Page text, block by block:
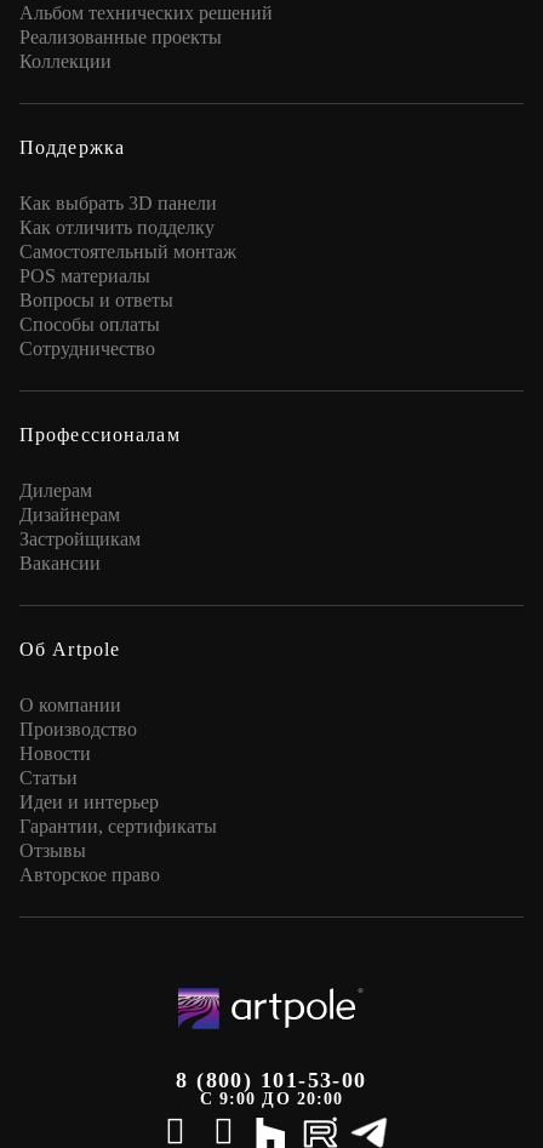
Альбом технических решений
Реализованные проекты
Коллекции
Поддержка
Как выбрать 3D панели
Как отличить подделку
Самостоятельный монтаж
POS материалы
Вопросы и ответы
Способы оплаты
Сотрудничество
Профессионалам
Дилерам
Дизайнерам
Застройщикам
Вакансии
Об Artpole
О компании
Производство
Новости
Статьи
Идеи и интерьер
Гарантии, сертификаты
Отзывы
Авторское право
8 (800) 101-53-00
С 9:00 ДО 20:00